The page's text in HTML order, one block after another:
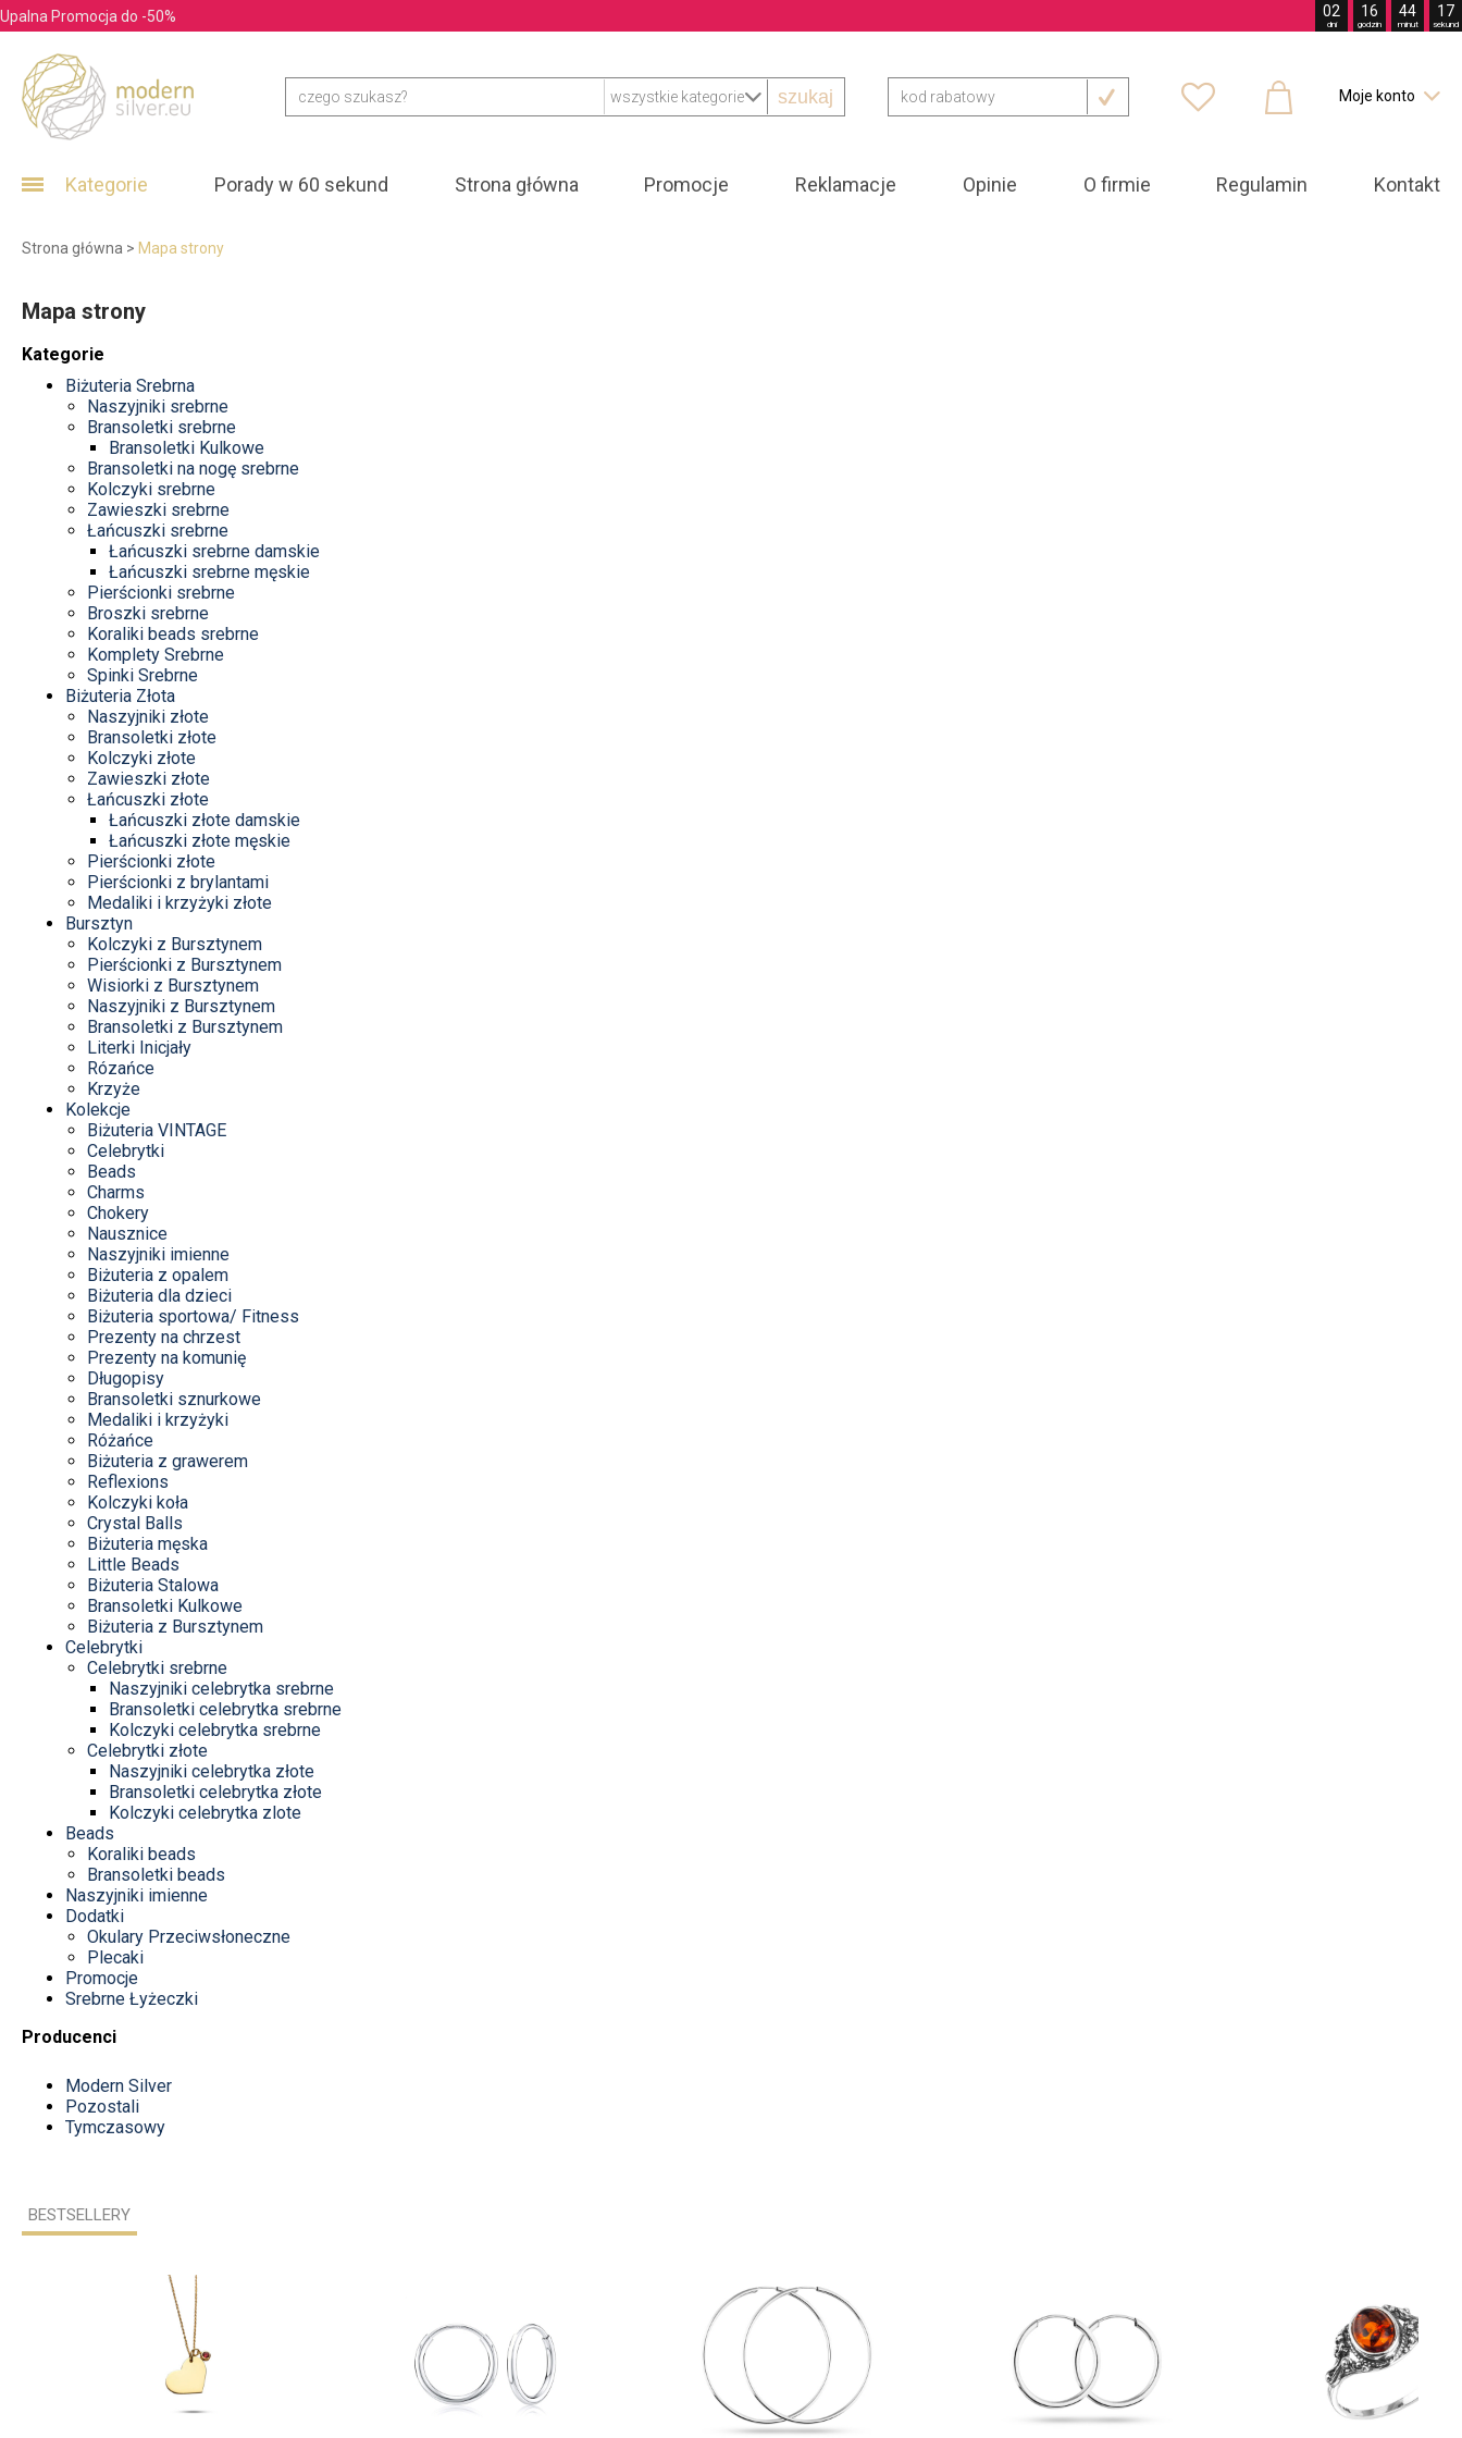
Upalna Promocja do -50% 02
dni
16
godzin
44
minut
16
sekund
szukaj    Moje konto 
Kategorie Porady w 60 sekund Strona główna Promocje Reklamacje Opinie O firmie Regulamin Kontakt
Strona główna > Mapa strony
Mapa strony
Kategorie
Biżuteria Srebrna
Naszyjniki srebrne
Bransoletki srebrne
Bransoletki Kulkowe
Bransoletki na nogę srebrne
Kolczyki srebrne
Zawieszki srebrne
Łańcuszki srebrne
Łańcuszki srebrne damskie
Łańcuszki srebrne męskie
Pierścionki srebrne
Broszki srebrne
Koraliki beads srebrne
Komplety Srebrne
Spinki Srebrne
Biżuteria Złota
Naszyjniki złote
Bransoletki złote
Kolczyki złote
Zawieszki złote
Łańcuszki złote
Łańcuszki złote damskie
Łańcuszki złote męskie
Pierścionki złote
Pierścionki z brylantami
Medaliki i krzyżyki złote
Bursztyn
Kolczyki z Bursztynem
Pierścionki z Bursztynem
Wisiorki z Bursztynem
Naszyjniki z Bursztynem
Bransoletki z Bursztynem
Literki Inicjały
Rózańce
Krzyże
Kolekcje
Biżuteria VINTAGE
Celebrytki
Beads
Charms
Chokery
Nausznice
Naszyjniki imienne
Biżuteria z opalem
Biżuteria dla dzieci
Biżuteria sportowa/ Fitness
Prezenty na chrzest
Prezenty na komunię
Długopisy
Bransoletki sznurkowe
Medaliki i krzyżyki
Różańce
Biżuteria z grawerem
Reflexions
Kolczyki koła
Crystal Balls
Biżuteria męska
Little Beads
Biżuteria Stalowa
Bransoletki Kulkowe
Biżuteria z Bursztynem
Celebrytki
Celebrytki srebrne
Naszyjniki celebrytka srebrne
Bransoletki celebrytka srebrne
Kolczyki celebrytka srebrne
Celebrytki złote
Naszyjniki celebrytka złote
Bransoletki celebrytka złote
Kolczyki celebrytka zlote
Beads
Koraliki beads
Bransoletki beads
Naszyjniki imienne
Dodatki
Okulary Przeciwsłoneczne
Plecaki
Promocje
Srebrne Łyżeczki
Producenci
Modern Silver
Pozostali
Tymczasowy
BESTSELLERY